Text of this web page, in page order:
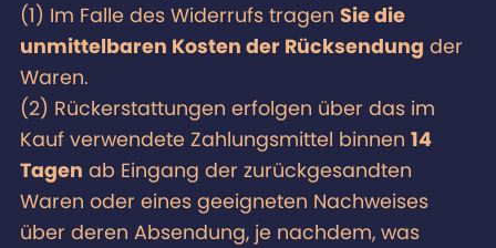
(1) Im Falle des Widerrufs tragen Sie die
unmittelbaren Kosten der Rücksendung der
Waren.
(2) Rückerstattungen erfolgen über das im
Kauf verwendete Zahlungsmittel binnen 14
Tagen ab Eingang der zurückgesandten
Waren oder eines geeigneten Nachweises
über deren Absendung, je nachdem, was